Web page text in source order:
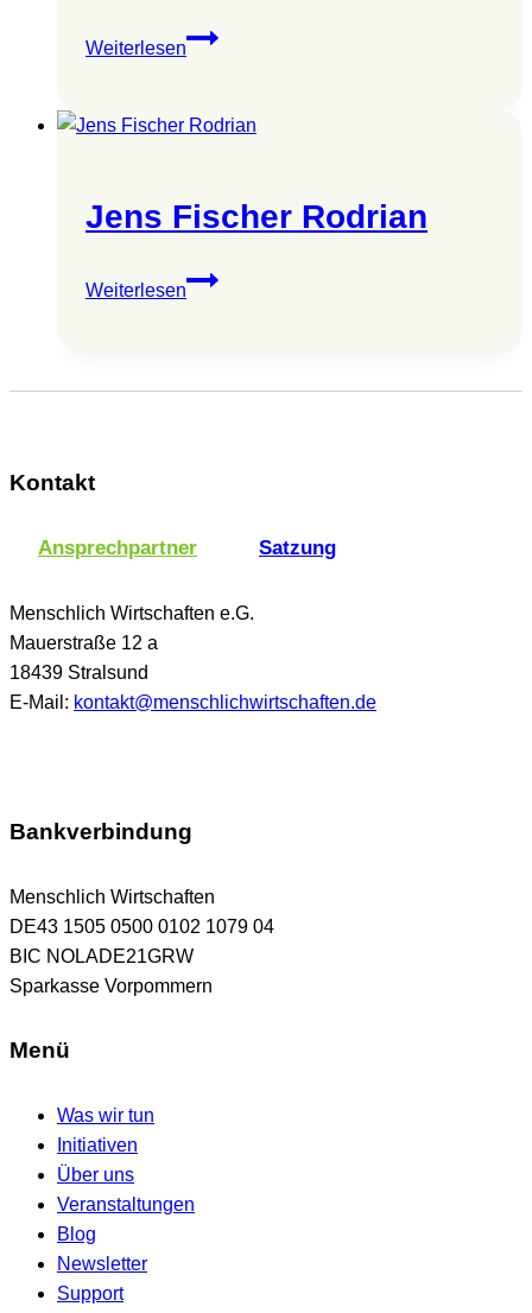
Weiterlesen
Lüül
Jens Fischer Rodrian
Weiterlesen
Jens
Kontakt
Ansprechpartner Satzung
Menschlich Wirtschaften e.G.
Mauerstraße 12 a
18439 Stralsund
E-Mail: kontakt@menschlichwirtschaften.de
Bankverbindung
Menschlich Wirtschaften
DE43 1505 0500 0102 1079 04
BIC NOLADE21GRW
Sparkasse Vorpommern
Menü
Was wir tun
Initiativen
Über uns
Veranstaltungen
Blog
Newsletter
Support